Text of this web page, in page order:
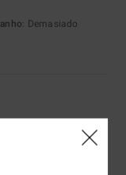
: Demasiado